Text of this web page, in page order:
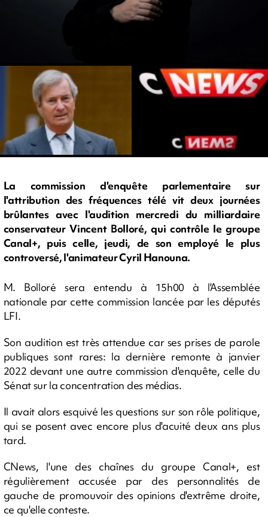
La commission d'enquête parlementaire sur
l'attribution des fréquences télé vit deux journées
brûlantes avec l'audition mercredi du milliardaire
conservateur Vincent Bolloré, qui contrôle le groupe
Canal+, puis celle, jeudi, de son employé le plus
controversé, l'animateur Cyril Hanouna.
M. Bolloré sera entendu à 15h00 à l'Assemblée
nationale par cette commission lancée par les députés
LFI.
Son audition est très attendue car ses prises de parole
publiques sont rares: la dernière remonte à janvier
2022 devant une autre commission d'enquête, celle du
Sénat sur la concentration des médias.
Il avait alors esquivé les questions sur son rôle politique,
qui se posent avec encore plus d'acuité deux ans plus
tard.
CNews, l'une des chaînes du groupe Canal+, est
régulièrement accusée par des personnalités de
gauche de promouvoir des opinions d'extrême droite,
ce qu'elle conteste.